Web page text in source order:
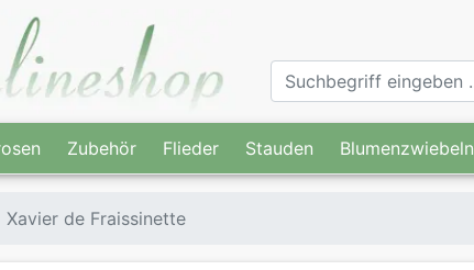
Zubehör Flieder Stauden Blumenzwiebeln
Xavier de Fraissinette